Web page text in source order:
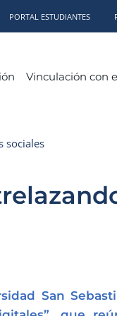
PORTAL ESTUDIANTES
Vinculación con
sociales
San